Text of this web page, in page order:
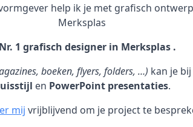
help ik je met grafisch
Merksplas
1 grafisch designer in Merksplas .
boeken, flyers, folders, …) kan je
en PowerPoint presentaties.
mij vrijblijvend om je project te